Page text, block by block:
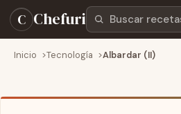
C ChefuriBuscar recetas
Inicio Tecnología Albardar (II)